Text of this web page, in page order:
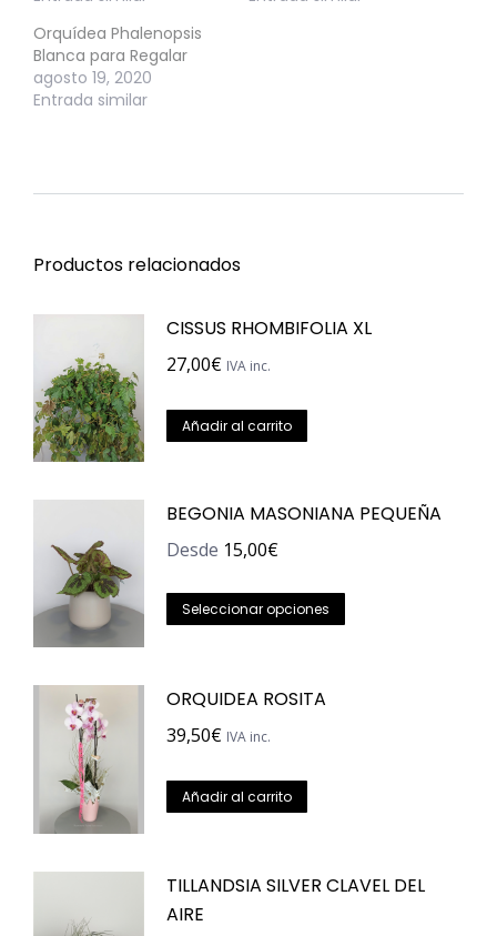
Orquídea Phalenopsis
Blanca para Regalar
agosto 19, 2020
Entrada similar
Productos relacionados
CISSUS RHOMBIFOLIA XL
27,00€ IVA inc.
Añadir al carrito
BEGONIA MASONIANA PEQUEÑA
Desde 15,00€
Seleccionar opciones
elegir
ORQUIDEA ROSITA
39,50€ IVA inc.
Añadir al carrito
TILLANDSIA SILVER CLAVEL DEL
AIRE